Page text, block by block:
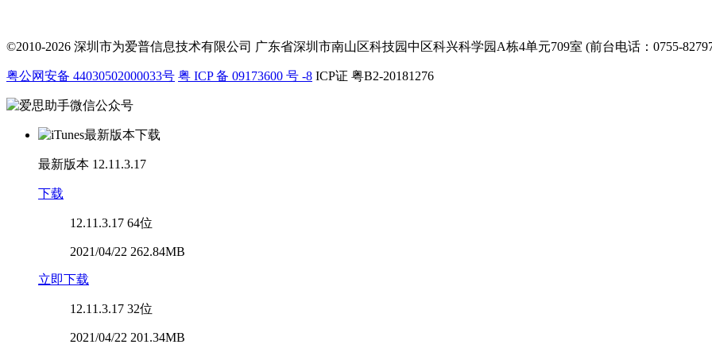
©2010-2026 深圳市为爱普信息技术有限公司 广东省深圳市南山区科技园中区科兴科学园A栋4单元709室 (前台电话：0755-
粤公网安备 44030502000033号 粤 ICP 备 09173600 号 -8 ICP证 粤B2-20181276
最新版本 12.11.3.17
下载
12.11.3.17 64位
2021/04/22 262.84MB
立即下载
12.11.3.17 32位
2021/04/22 201.34MB